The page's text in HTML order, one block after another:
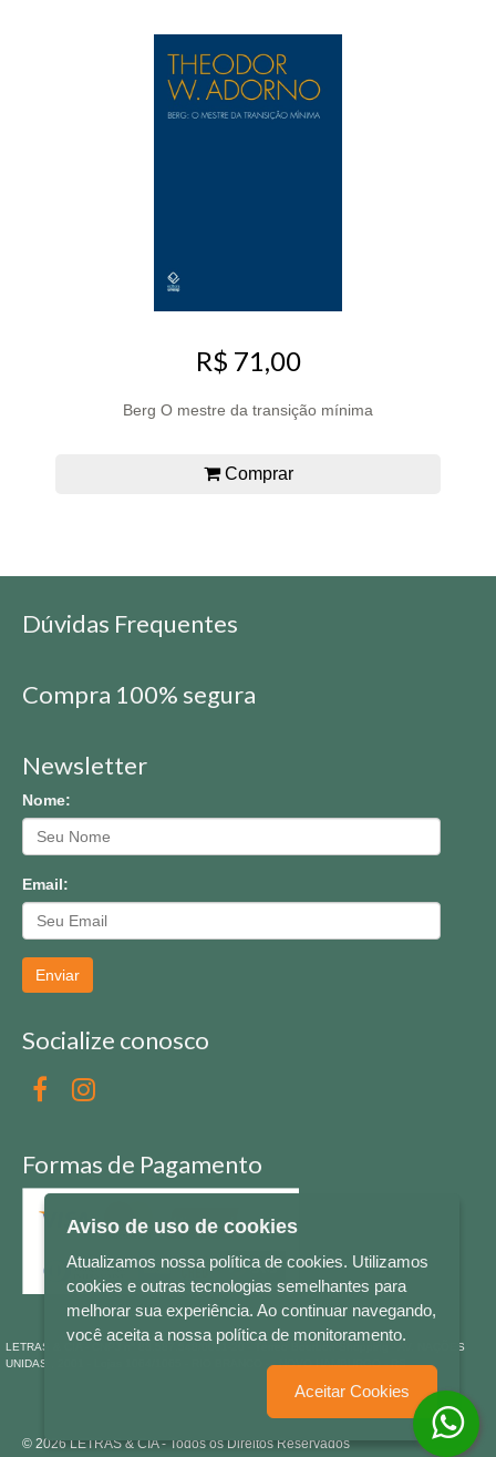
R$ 71,00
Berg O mestre da transição mínima
Comprar
Dúvidas Frequentes
Compra 100% segura
Newsletter
Nome:
Email:
Enviar
Socialize conosco
Formas de Pagamento
LETRAS & CIA - CNPJ n° 88.587.548/0001-20 - Térreo Bourbon Shopping - AV. NAÇÕES
UNIDAS , 2001 - Lojas 1064/1065 - RIO BRANCO - - NOVO HAMBURGO - RS
© 2026 LETRAS & CIA - Todos os Direitos Reservados
Aviso de uso de cookies
Atualizamos nossa política de cookies. Utilizamos
cookies e outras tecnologias semelhantes para
melhorar sua experiência. Ao continuar navegando,
você aceita a nossa política de monitoramento.
Aceitar Cookies